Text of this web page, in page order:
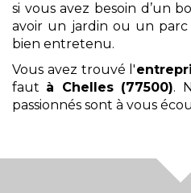
si vous avez besoin d’un
avoir un jardin ou un
bien entretenu.
Vous avez trouvé l'
faut à Chelles (77500).
passionnés sont à vous